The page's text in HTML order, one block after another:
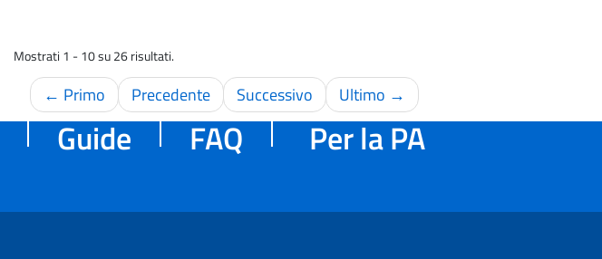
Mostrati 1 - 10 su 26 risultati.
← Primo Precedente Successivo Ultimo →
Guide FAQ Per la PA